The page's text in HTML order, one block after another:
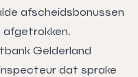
afscheidsbonussen
afgetrokken.
Gelderland
dat sprake